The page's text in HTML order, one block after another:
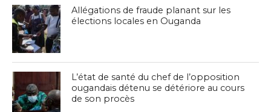
Allégations de fraude planant sur les
élections locales en Ouganda
L’état de santé du chef de l’opposition
ougandais détenu se détériore au cours
de son procès